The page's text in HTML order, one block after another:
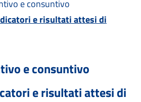
e consuntivo
e risultati attesi di
e consuntivo
e risultati attesi di